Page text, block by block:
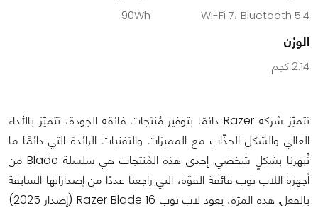
Wi-Fi 7، Bluetooth 5.4 90Wh
الوزن
2.14 كجم
تتميّز شركة Razer دائمًا بتوفير مُنتجات فائقة الجودة، تتميّز بالأداء
العالي والشكل الجذّاب مع المميزات والتقنيات الرائدة التي دائمًا ما
تُبهرنا بشكلٍ شخصي. إحدى هذه المُنتجات هي سلسلة Blade من
أجهزة اللاب توب فائقة القوّة، التي راجعنا عددًا من إصداراتها السابقة
بالفعل. هذه المرّة، يعود لاب توب Razer Blade 16 (إصدار 2025)